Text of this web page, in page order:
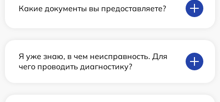
Какие документы вы предоставляете?
Я уже знаю, в чем неисправность. Для
чего проводить диагностику?